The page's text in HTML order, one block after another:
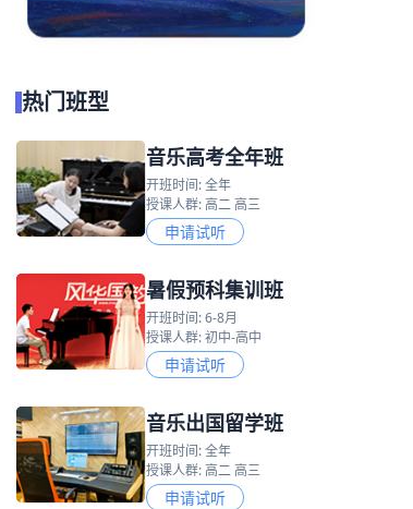
热门班型
音乐高考全年班
开班时间: 全年
授课人群: 高二 高三
申请试听
暑假预科集训班
开班时间: 6-8月
授课人群: 初中-高中
申请试听
音乐出国留学班
开班时间: 全年
授课人群: 高二 高三
申请试听